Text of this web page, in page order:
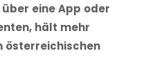
eine App oder
hält mehr
österreichischen